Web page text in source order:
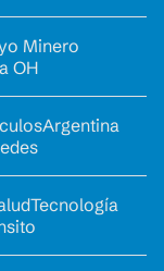
Minero
OH
Argentina
Tecnología